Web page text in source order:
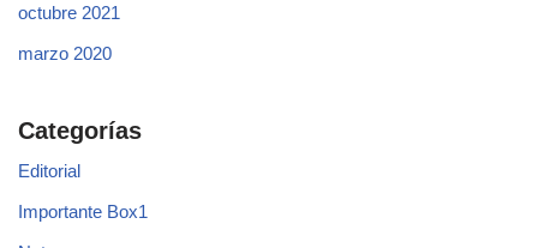
octubre 2021
marzo 2020
Categorías
Editorial
Importante Box1